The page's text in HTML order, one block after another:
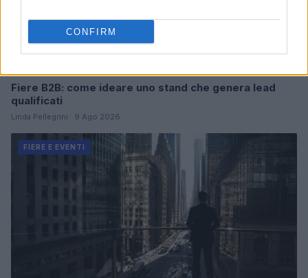
CONFIRM
Fiere B2B: come ideare uno stand che genera lead
qualificati
Linda Pellegrini · 9 Ago 2026
FIERE E EVENTI